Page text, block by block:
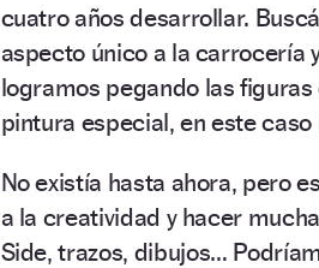
cuatro años desarrollar.
aspecto único a la carrocería
logramos pegando las
pintura especial, en este caso
No existía hasta ahora, pero
a la creatividad y hacer
Side, trazos, dibujos…